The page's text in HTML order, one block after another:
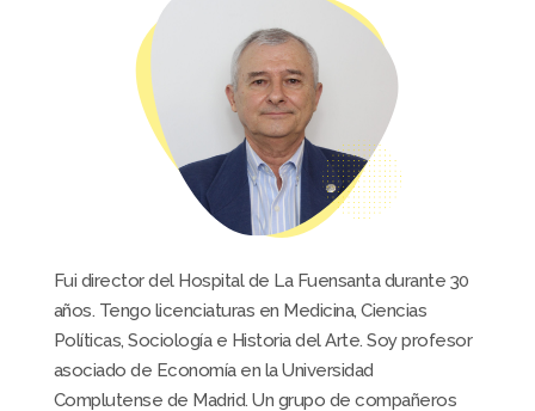
Fui director del Hospital de La Fuensanta durante 30
años. Tengo licenciaturas en Medicina, Ciencias
Políticas, Sociología e Historia del Arte. Soy profesor
asociado de Economía en la Universidad
Complutense de Madrid. Un grupo de compañeros